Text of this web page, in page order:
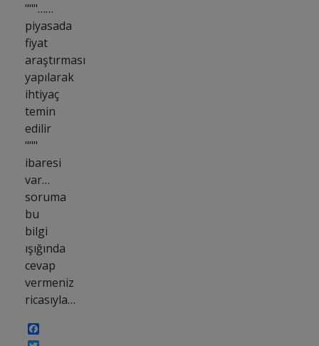
"""……
piyasada
fiyat
araştırması
yapılarak
ihtiyaç
temin
edilir
"""
ibaresi
var…
soruma
bu
bilgi
ışığında
cevap
vermeniz
ricasıyla…